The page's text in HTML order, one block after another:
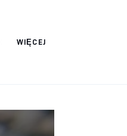
WIĘCEJ